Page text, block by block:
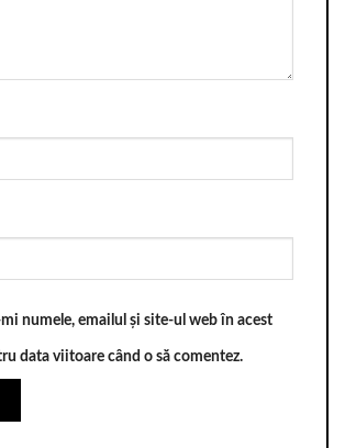
mi numele, emailul și site-ul web în acest
data viitoare când o să comentez.